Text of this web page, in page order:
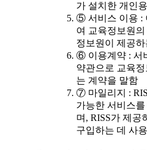
가 설치한 개인
⑤ 서비스 이용 :
여 교육정보원
정보원이 제공
⑥ 이용계약 : 서
약관으로 교육
는 계약을 말함
⑦ 마일리지 :
가능한 서비스
며, RISS가 제공
구입하는 데 사